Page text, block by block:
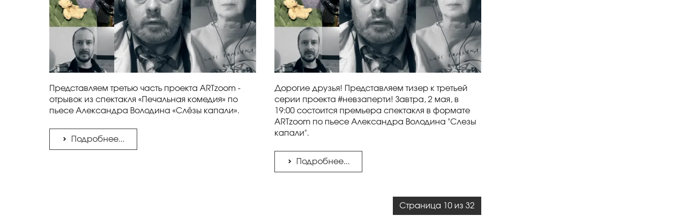
Представляем третью часть проекта ARTzoom -
отрывок из спектакля «Печальная комедия» по
пьесе Александра Володина «Слёзы капали».
Подробнее...
Дорогие друзья! Представляем тизер к третьей
серии проекта #невзаперти! Завтра, 2 мая, в
19:00 состоится премьера спектакля в формате
ARTzoom по пьесе Александра Володина "Слезы
капали".
Подробнее...
Страница 10 из 32